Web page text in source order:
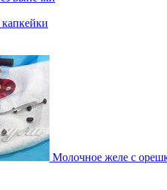
Молочное желе с